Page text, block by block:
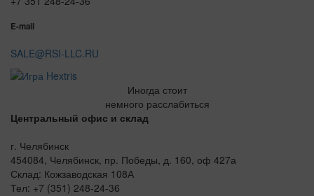
E-mail
SALE@RSI-LLC.RU
Иногда стоит
немного расслабиться
Центральный офис и склад
г. Челябинск
454084, Челябинск, пр. Победы, д. 160, оф 427а
Склад: Кожзаводская 108А
Тел: +7 (351) 248-24-36